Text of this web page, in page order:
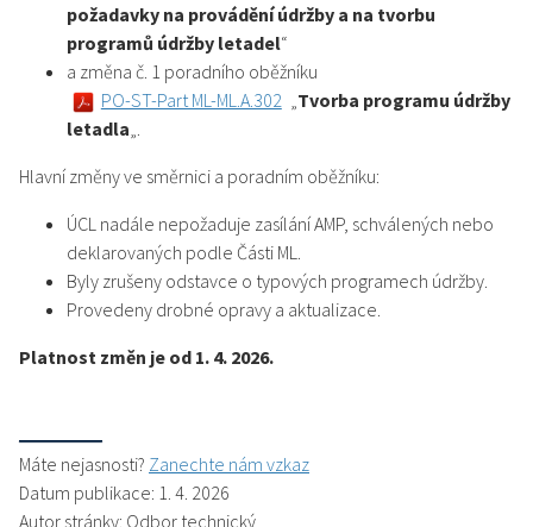
požadavky na provádění údržby a na tvorbu
programů údržby letadel“
a změna č. 1 poradního oběžníku
PO-ST-Part ML-ML.A.302 „Tvorba programu údržby
letadla„.
Hlavní změny ve směrnici a poradním oběžníku:
ÚCL nadále nepožaduje zasílání AMP, schválených nebo
deklarovaných podle Části ML.
Byly zrušeny odstavce o typových programech údržby.
Provedeny drobné opravy a aktualizace.
Platnost změn je od 1. 4. 2026.
Máte nejasnosti? Zanechte nám vzkaz
Datum publikace: 1. 4. 2026
Autor stránky: Odbor technický